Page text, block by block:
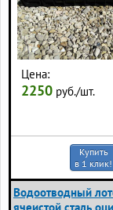
Цена:
2250 руб./шт.
Купить
в 1 клик!
Водоотводный